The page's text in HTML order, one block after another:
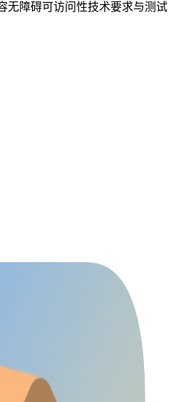
无障碍可访问性技术要求与测试